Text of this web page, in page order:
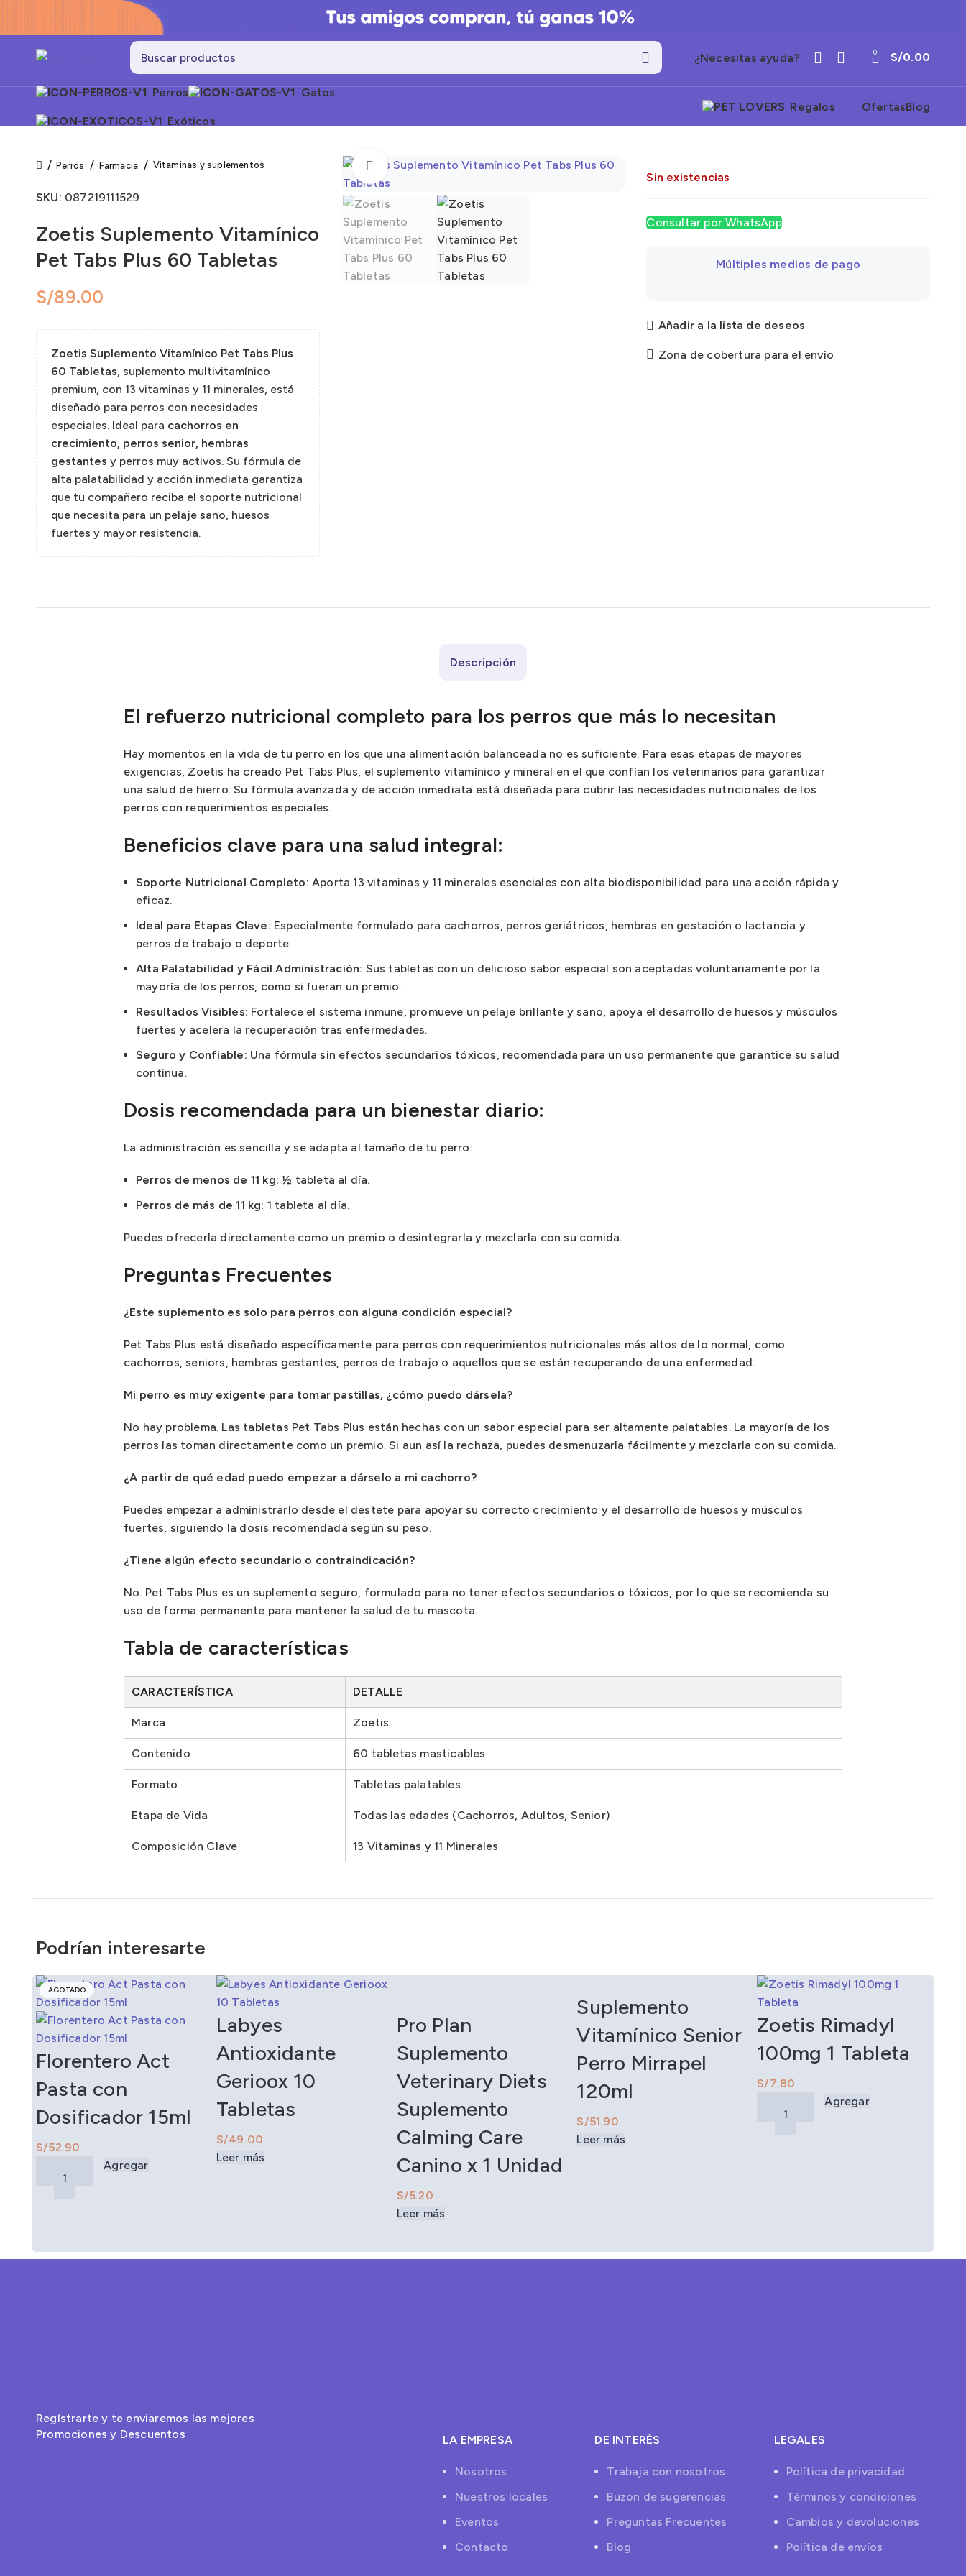
¿Necesitas ayuda? 0 S/0.00
Perros Gatos
Exóticos
Regalos OfertasBlog
Perros Farmacia Vitaminas y suplementos
SKU: 087219111529
Zoetis Suplemento Vitamínico
Pet Tabs Plus 60 Tabletas
S/
Zoetis Suplemento Vitamínico Pet Tabs Plus
60 Tabletas, suplemento multivitamínico
premium, con 13 vitaminas y 11 minerales, está
diseñado para perros con necesidades
especiales. Ideal para cachorros en
crecimiento, perros senior, hembras
gestantes y perros muy activos. Su fórmula de
alta palatabilidad y acción inmediata garantiza
que tu compañero reciba el soporte nutricional
que necesita para un pelaje sano, huesos
fuertes y mayor resistencia.
Click to enlarge
Sin existencias
Consultar por WhatsApp
Múltiples medios de pago
Añadir a la lista de deseos
Zona de cobertura para el envío
Descripción
El refuerzo nutricional completo para los perros que más lo necesitan
Hay momentos en la vida de tu perro en los que una alimentación balanceada no es suficiente. Para esas etapas de mayores
exigencias, Zoetis ha creado Pet Tabs Plus, el suplemento vitamínico y mineral en el que confían los veterinarios para garantizar
una salud de hierro. Su fórmula avanzada y de acción inmediata está diseñada para cubrir las necesidades nutricionales de los
perros con requerimientos especiales.
Beneficios clave para una salud integral:
Soporte Nutricional Completo: Aporta 13 vitaminas y 11 minerales esenciales con alta biodisponibilidad para una acción rápida y
eficaz.
Ideal para Etapas Clave: Especialmente formulado para cachorros, perros geriátricos, hembras en gestación o lactancia y
perros de trabajo o deporte.
Alta Palatabilidad y Fácil Administración: Sus tabletas con un delicioso sabor especial son aceptadas voluntariamente por la
mayoría de los perros, como si fueran un premio.
Resultados Visibles: Fortalece el sistema inmune, promueve un pelaje brillante y sano, apoya el desarrollo de huesos y músculos
fuertes y acelera la recuperación tras enfermedades.
Seguro y Confiable: Una fórmula sin efectos secundarios tóxicos, recomendada para un uso permanente que garantice su salud
continua.
Dosis recomendada para un bienestar diario:
La administración es sencilla y se adapta al tamaño de tu perro:
Perros de menos de 11 kg: ½ tableta al día.
Perros de más de 11 kg: 1 tableta al día.
Puedes ofrecerla directamente como un premio o desintegrarla y mezclarla con su comida.
Preguntas Frecuentes
¿Este suplemento es solo para perros con alguna condición especial?
Pet Tabs Plus está diseñado específicamente para perros con requerimientos nutricionales más altos de lo normal, como
cachorros, seniors, hembras gestantes, perros de trabajo o aquellos que se están recuperando de una enfermedad.
Mi perro es muy exigente para tomar pastillas, ¿cómo puedo dársela?
No hay problema. Las tabletas Pet Tabs Plus están hechas con un sabor especial para ser altamente palatables. La mayoría de los
perros las toman directamente como un premio. Si aun así la rechaza, puedes desmenuzarla fácilmente y mezclarla con su comida.
¿A partir de qué edad puedo empezar a dárselo a mi cachorro?
Puedes empezar a administrarlo desde el destete para apoyar su correcto crecimiento y el desarrollo de huesos y músculos
fuertes, siguiendo la dosis recomendada según su peso.
¿Tiene algún efecto secundario o contraindicación?
No. Pet Tabs Plus es un suplemento seguro, formulado para no tener efectos secundarios o tóxicos, por lo que se recomienda su
uso de forma permanente para mantener la salud de tu mascota.
Tabla de características
CARACTERÍSTICA DETALLE
Marca Zoetis
Contenido 60 tabletas masticables
Formato Tabletas palatables
Etapa de Vida Todas las edades (Cachorros, Adultos, Senior)
Composición Clave 13 Vitaminas y 11 Minerales
Podrían interesarte
Florentero Act
Pasta con
Dosificador 15ml
S/
Agregar
AGOTADO
Labyes
Antioxidante
Gerioox 10
Tabletas
S/
Leer más
AGOTADO
Pro Plan
Suplemento
Veterinary Diets
Suplemento
Calming Care
Canino x 1 Unidad
S/
Leer más
AGOTADO
Suplemento
Vitamínico Senior
Perro Mirrapel
120ml
S/
Leer más
Zoetis Rimadyl
100mg 1 Tableta
S/
Agregar
Regístrarte y te enviaremos las mejores
Promociones y Descuentos
LA EMPRESA
Nosotros
Nuestros locales
Eventos
Contacto
DE INTERÉS
Trabaja con nosotros
Buzon de sugerencias
Preguntas Frecuentes
Blog
LEGALES
Política de privacidad
Términos y condiciones
Cambios y devoluciones
Política de envíos